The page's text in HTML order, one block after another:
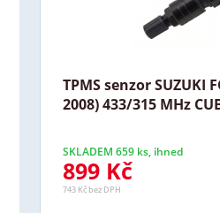
TPMS senzor SUZUKI
2008) 433/315 MHz
SKLADEM 659 ks, ihned
899 Kč
743 Kč bez DPH